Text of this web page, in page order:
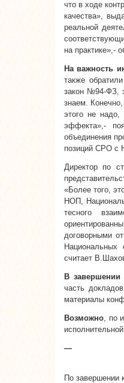
что в ходе
качества»,
реальной
на практике»,-
На важность
также
закон №94-ФЗ,
знаем.
этого не
эффекта»,-
объединения
позиций СРО с
Директор по
«Более того,
НОП,
тесного
договорными
Национальных
считает
В завершении
часть
материалы
Возможно, по
—
По завершении